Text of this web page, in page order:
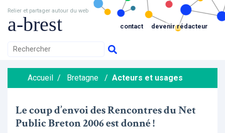
Relier et partager autour du web
a-brest contact devenir rédacteur
Accueil / Bretagne / Acteurs et usages
Le coup d’envoi des Rencontres du Net
Public Breton 2006 est donné !